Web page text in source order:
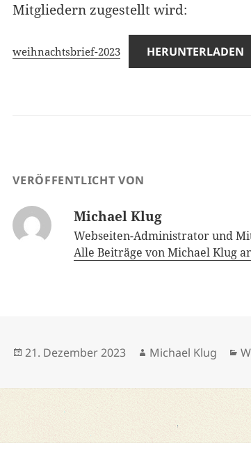
Mitgliedern zugestellt wird:
weihnachtsbrief-2023 HERUNTERLADEN
VERÖFFENTLICHT VON
Michael Klug
Webseiten-Administrator und
Alle Beiträge von Michael Klug
Veröffentlicht
21. Dezember 2023 Autor
Michael Klug